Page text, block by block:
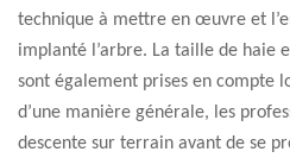
technique à mettre en œuvre et
implanté l’arbre. La taille de haie
sont également prises en compte
d’une manière générale, les
descente sur terrain avant de se